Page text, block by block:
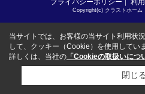
プライバシーポリシー ｜ 利
Copyright(c) クラストホー
当サイトでは、お客様の当サイト利用状
して、クッキー（Cookie）を使用してい
詳しくは、当社の 「Cookieの取扱いにつ
閉じる